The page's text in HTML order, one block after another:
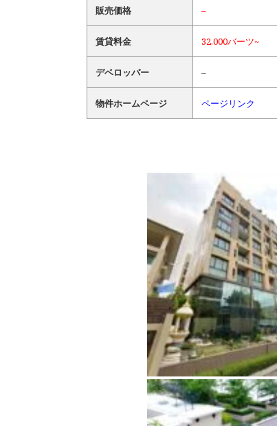
販売価格 –
賃貸料金 32,000バーツ~
デベロッパー –
物件ホームページ ページリンク